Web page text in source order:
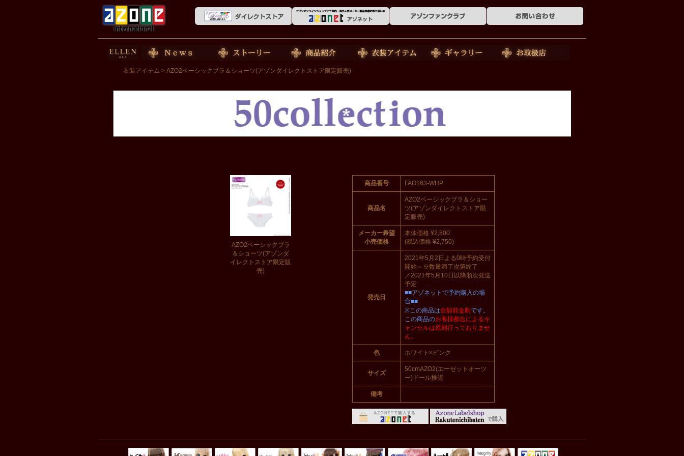
衣装アイテム > AZO2ベーシックブラ＆ショーツ(アゾンダイレクトストア限定販売)
AZO2ベーシックブラ
＆ショーツ(アゾンダ
イレクトストア限定販
売)
商品番号 FAO163-WHP
商品名
AZO2ベーシックブラ＆ショー
ツ(アゾンダイレクトストア限
定販売)
メーカー希望
小売価格
本体価格 ¥2,500
(税込価格 ¥2,750)
発売日
2021年5月2日よる0時予約受付
開始～※数量満了次第終了
／2021年5月10日以降順次発送
予定
■■アゾネットで予約購入の場
合■■
※この商品は全額前金制です。
この商品のお客様都合によるキ
ャンセルは原則行っておりませ
ん。
色 ホワイト×ピンク
サイズ
50cmAZO2(エーゼットオーツ
ー)ドール推奨
備考